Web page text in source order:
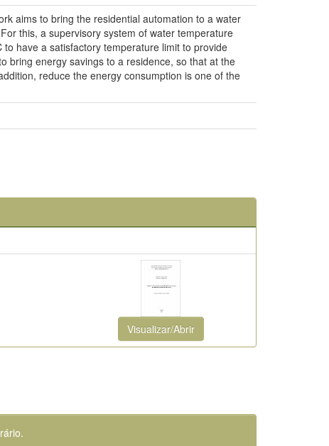
aims to bring the residential automation to a water
this, a supervisory system of water temperature
have a satisfactory temperature limit to provide
bring energy savings to a residence, so that at the
reduce the energy consumption is one of the
Visualizar/Abrir